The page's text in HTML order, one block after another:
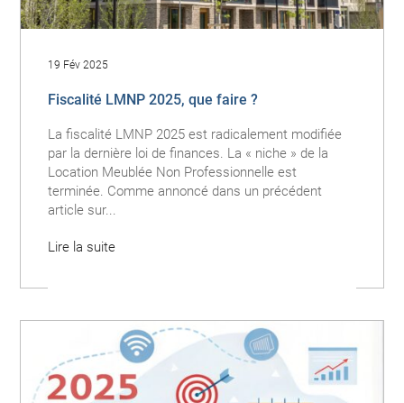
Fiscalité LMNP 2025, que faire ?
La fiscalité LMNP 2025 est radicalement modifiée
par la dernière loi de finances. La « niche » de la
Location Meublée Non Professionnelle est
terminée. Comme annoncé dans un précédent
article sur...
Lire la suite
19 Fév 2025